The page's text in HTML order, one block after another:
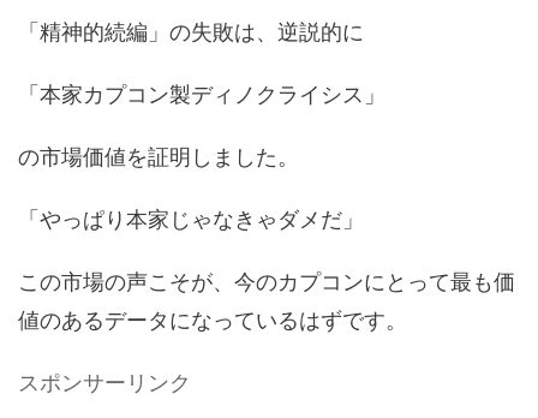
「精神的続編」の失敗は、逆説的に
「本家カプコン製ディノクライシス」
の市場価値を証明しました。
「やっぱり本家じゃなきゃダメだ」
この市場の声こそが、今のカプコンにとって最も価
値のあるデータになっているはずです。
スポンサーリンク